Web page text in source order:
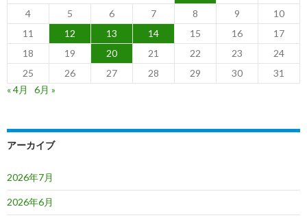
4
5 6 7 8 9
10
11
12 13 14 15 16
17
18
19 20 21 22 23
24
25
26 27 28 29 30
31
« 4月
6月 »
アーカイブ
2026年7月
2026年6月